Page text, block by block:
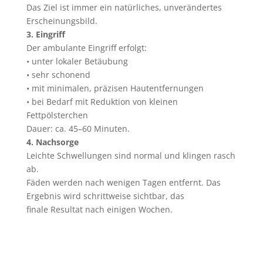
Das Ziel ist immer ein natürliches, unverändertes
Erscheinungsbild.
3. Eingriff
Der ambulante Eingriff erfolgt:
• unter lokaler Betäubung
• sehr schonend
• mit minimalen, präzisen Hautentfernungen
• bei Bedarf mit Reduktion von kleinen
Fettpölsterchen
Dauer: ca. 45–60 Minuten.
4. Nachsorge
Leichte Schwellungen sind normal und klingen rasch
ab.
Fäden werden nach wenigen Tagen entfernt. Das
Ergebnis wird schrittweise sichtbar, das
finale Resultat nach einigen Wochen.